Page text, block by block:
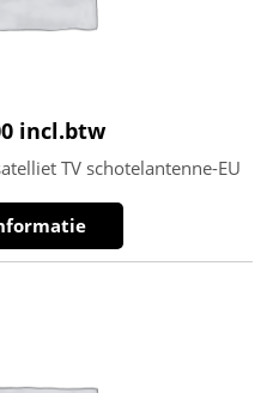
incl.btw
TV schotelantenne-EU